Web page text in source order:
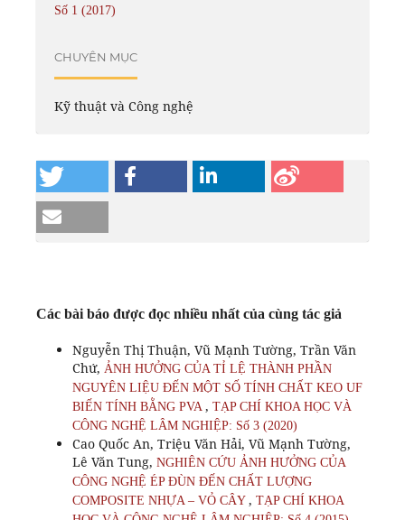
Số 1 (2017)
CHUYÊN MỤC
Kỹ thuật và Công nghệ
Các bài báo được đọc nhiều nhất của cùng tác giả
Nguyễn Thị Thuận, Vũ Mạnh Tường, Trần Văn
Chứ, ẢNH HƯỞNG CỦA TỈ LỆ THÀNH PHẦN
NGUYÊN LIỆU ĐẾN MỘT SỐ TÍNH CHẤT KEO UF
BIẾN TÍNH BẰNG PVA , TẠP CHÍ KHOA HỌC VÀ
CÔNG NGHỆ LÂM NGHIỆP: Số 3 (2020)
Cao Quốc An, Triệu Văn Hải, Vũ Mạnh Tường,
Lê Văn Tung, NGHIÊN CỨU ẢNH HƯỞNG CỦA
CÔNG NGHỆ ÉP ĐÙN ĐẾN CHẤT LƯỢNG
COMPOSITE NHỰA – VỎ CÂY , TẠP CHÍ KHOA